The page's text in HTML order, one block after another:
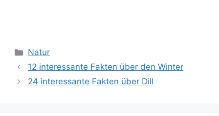
Kategorien
Natur
12 interessante Fakten über den Winter
24 interessante Fakten über Dill